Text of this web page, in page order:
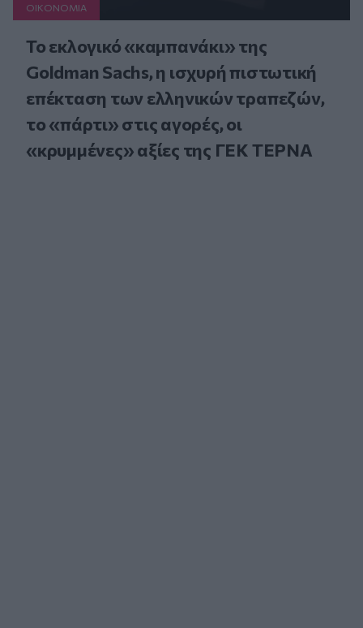
ΟΙΚΟΝΟΜΙΑ
Το εκλογικό «καμπανάκι» της
Goldman Sachs, η ισχυρή πιστωτική
επέκταση των ελληνικών τραπεζών,
το «πάρτι» στις αγορές, οι
«κρυμμένες» αξίες της ΓΕΚ ΤΕΡΝΑ